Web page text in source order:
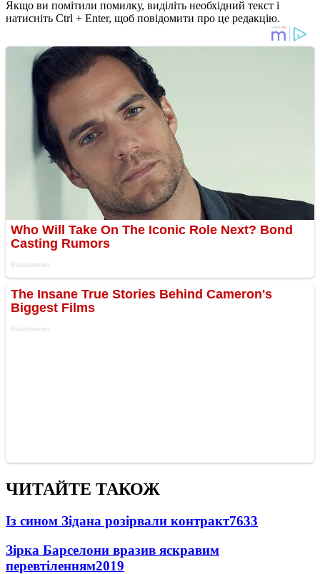
Якщо ви помітили помилку, виділіть необхідний текст і
натисніть Ctrl + Enter, щоб повідомити про це редакцію.
ЧИТАЙТЕ ТАКОЖ
Із сином Зідана розірвали контракт7633
Зірка Барселони вразив яскравим
перевтіленням2019